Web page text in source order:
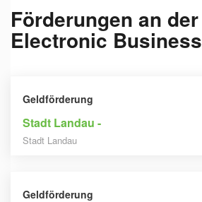
Förderungen an der
Electronic Business
Geldförderung
Stadt Landau -
Stadt Landau
Geldförderung